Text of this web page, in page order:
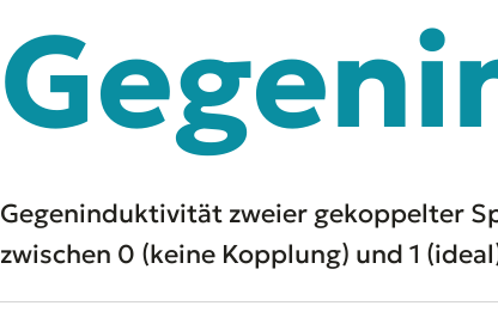
01Start
MB
04Leistungen
Docs
06 Tools
07Welten
Gegeninduktivität zweier gekoppelter
zwischen 0 (keine Kopplung) und 1